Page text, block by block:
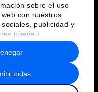
sobre el uso
con nuestros
publicidad y
pueden
información que les
o que hayan
uso que haya
todas